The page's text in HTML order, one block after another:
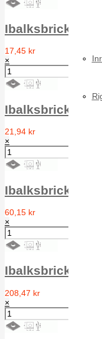
Ibalksbricka IBB
17,45 kr
×
Ibalksbricka IBB
21,94 kr
×
Ibalksbricka IBB
60,15 kr
×
Ibalksbricka IBB
208,47 kr
×